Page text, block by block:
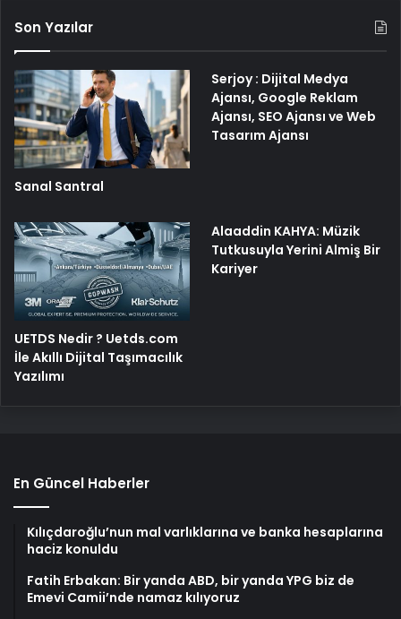
Son Yazılar
Sanal Santral
Serjoy : Dijital Medya
Ajansı, Google Reklam
Ajansı, SEO Ajansı ve Web
Tasarım Ajansı
UETDS Nedir ? Uetds.com
İle Akıllı Dijital Taşımacılık
Yazılımı
Alaaddin KAHYA: Müzik
Tutkusuyla Yerini Almiş Bir
Kariyer
En Güncel Haberler
Kılıçdaroğlu’nun mal varlıklarına ve banka hesaplarına
haciz konuldu
Fatih Erbakan: Bir yanda ABD, bir yanda YPG biz de
Emevi Camii’nde namaz kılıyoruz